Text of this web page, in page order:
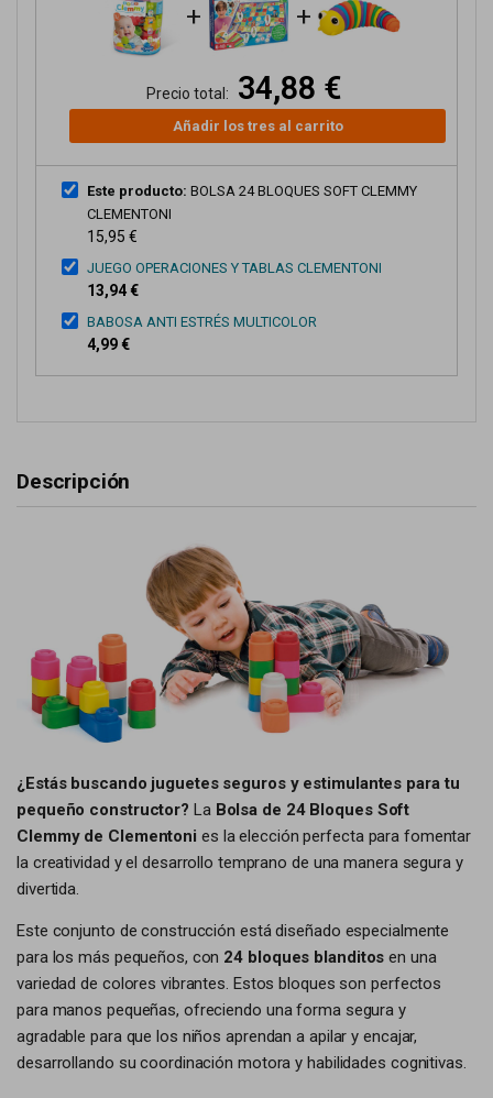
+ +
Precio total: 34,88 €
Añadir los tres al carrito
Este producto: BOLSA 24 BLOQUES SOFT CLEMMY
CLEMENTONI
15,95 €
JUEGO OPERACIONES Y TABLAS CLEMENTONI
13,94 €
BABOSA ANTI ESTRÉS MULTICOLOR
4,99 €
Descripción
¿Estás buscando juguetes seguros y estimulantes para tu
pequeño constructor? La Bolsa de 24 Bloques Soft
Clemmy de Clementoni es la elección perfecta para fomentar
la creatividad y el desarrollo temprano de una manera segura y
divertida.
Este conjunto de construcción está diseñado especialmente
para los más pequeños, con 24 bloques blanditos en una
variedad de colores vibrantes. Estos bloques son perfectos
para manos pequeñas, ofreciendo una forma segura y
agradable para que los niños aprendan a apilar y encajar,
desarrollando su coordinación motora y habilidades cognitivas.